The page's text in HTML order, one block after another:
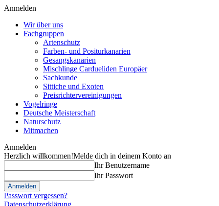
Anmelden
Wir über uns
Fachgruppen
Artenschutz
Farben- und Positurkanarien
Gesangskanarien
Mischlinge Cardueliden Europäer
Sachkunde
Sittiche und Exoten
Preisrichtervereinigungen
Vogelringe
Deutsche Meisterschaft
Naturschutz
Mitmachen
Anmelden
Herzlich willkommen!Melde dich in deinem Konto an
Ihr Benutzername
Ihr Passwort
Passwort vergessen?
Datenschutzerklärung